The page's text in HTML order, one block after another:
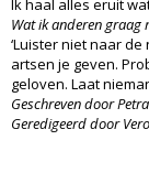
Ik haal alles eruit
Wat ik anderen graag
‘Luister niet naar
artsen je geven.
geloven. Laat
Geschreven door
Geredigeerd door